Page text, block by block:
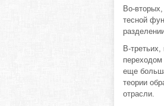
Во-
тесной
В-
переходом
еще
теории
отрасли.